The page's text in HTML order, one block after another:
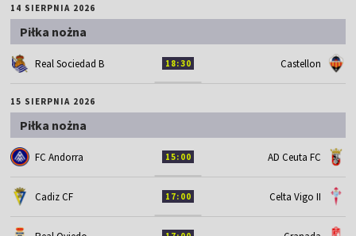
14 SIERPNIA 2026
Piłka nożna
Real Sociedad B 18:30 Castellon
15 SIERPNIA 2026
Piłka nożna
FC Andorra 15:00 AD Ceuta FC
Cadiz CF 17:00 Celta Vigo II